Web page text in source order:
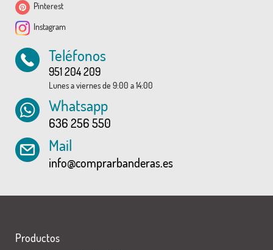
Pinterest
Instagram
Teléfonos
951 204 209
Lunes a viernes de 9:00 a 14:00
Whatsapp
636 256 550
Mail
info@comprarbanderas.es
Productos